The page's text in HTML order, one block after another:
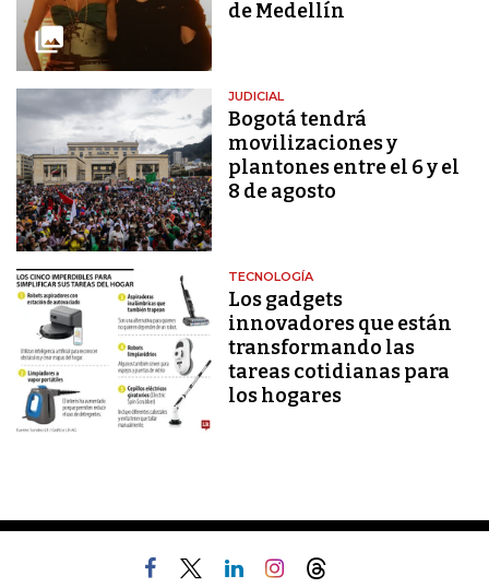
de Medellín
JUDICIAL
Bogotá tendrá
movilizaciones y
plantones entre el 6 y el
8 de agosto
TECNOLOGÍA
Los gadgets
innovadores que están
transformando las
tareas cotidianas para
los hogares